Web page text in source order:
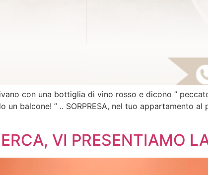
con una bottiglia di vino rosso e dicono ”
balcone! ” .. SORPRESA, nel tuo appartamento
VI PRESENTIAMO